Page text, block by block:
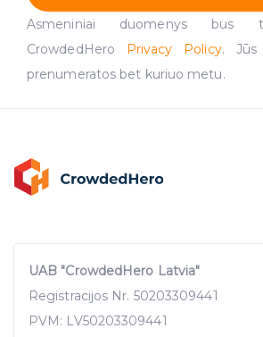
Asmeniniai duomenys bus
CrowdedHero
Privacy Policy. Jūs
prenumeratos bet kuriuo metu.
UAB "CrowdedHero Latvia"
Registracijos Nr. 50203309441
PVM: LV50203309441